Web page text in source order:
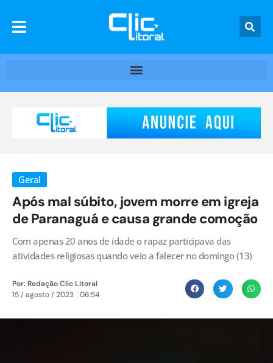
Geral
Após mal súbito, jovem morre em igreja
de Paranaguá e causa grande comoção
Com apenas 20 anos de idade o rapaz participava das
atividades religiosas quando veio a falecer no domingo (13)
Por:Redação Clic Litoral
15 / agosto / 2023
06:54